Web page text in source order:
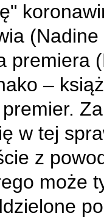
premiera
–
w tej
z
może